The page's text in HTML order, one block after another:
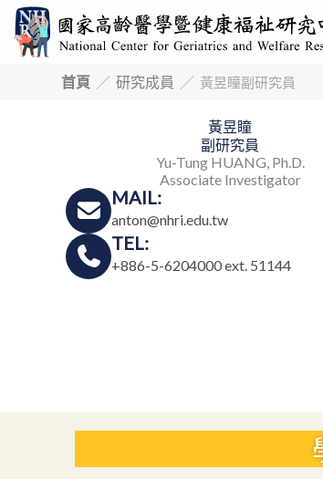
首頁 ／研究成員 ／ 黃昱瞳副研究員
黃昱瞳
副研究員
Yu-Tung HUANG, Ph.D.
Associate Investigator
MAIL:
anton@nhri.edu.tw
TEL:
+886-5-6204000 ext. 51144